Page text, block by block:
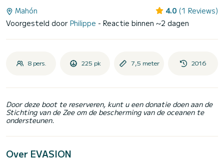
Mahón 4.0 (1 Reviews)
Voorgesteld door Philippe - Reactie binnen ~2 dagen
8 pers. 225 pk 7,5 meter 2016
Door deze boot te reserveren, kunt u een donatie doen aan de
Stichting van de Zee om de bescherming van de oceanen te
ondersteunen.
Over EVASION